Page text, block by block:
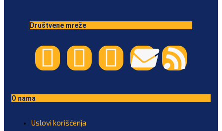
Društvene mreže
O nama
Uslovi korišćenja